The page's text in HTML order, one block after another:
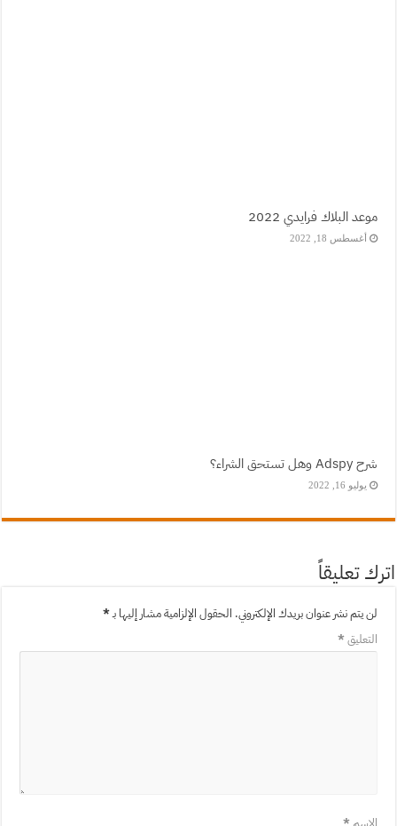
موعد البلاك فرايدي 2022
أغسطس 18, 2022
شرح Adspy وهل تستحق الشراء؟
يوليو 16, 2022
اترك تعليقاً
لن يتم نشر عنوان بريدك الإلكتروني. الحقول الإلزامية مشار إليها بـ*
التعليق*